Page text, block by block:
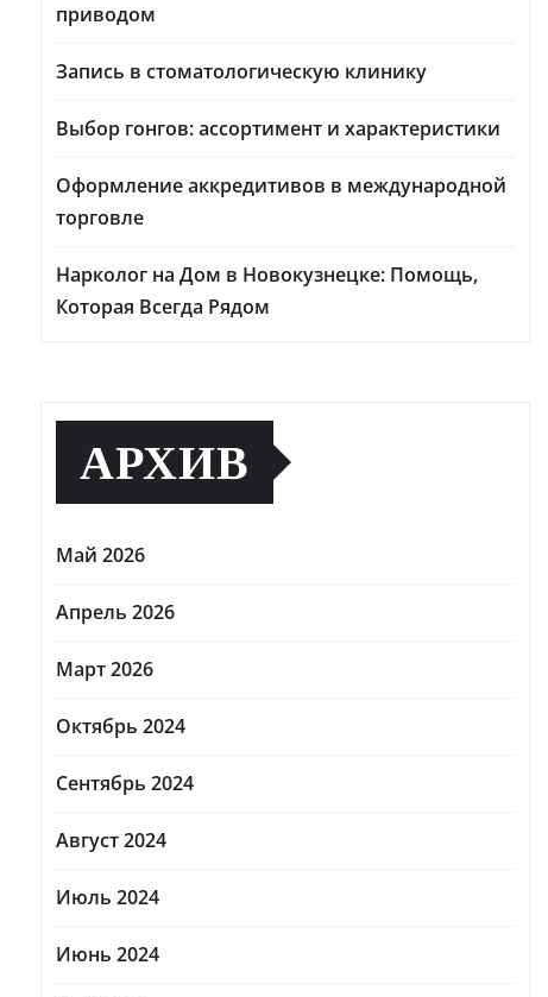
приводом
Запись в стоматологическую клинику
Выбор гонгов: ассортимент и характеристики
Оформление аккредитивов в международной
торговле
Нарколог на Дом в Новокузнецке: Помощь,
Которая Всегда Рядом
АРХИВ
Май 2026
Апрель 2026
Март 2026
Октябрь 2024
Сентябрь 2024
Август 2024
Июль 2024
Июнь 2024